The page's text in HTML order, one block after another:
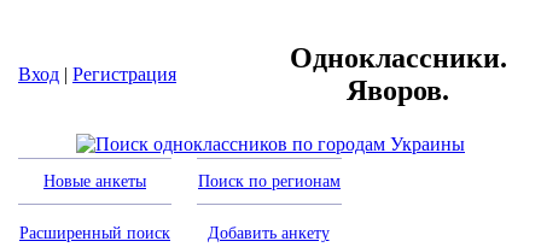
Вход | Регистрация
Одноклассники.
Яворов.
Новые анкеты Поиск по регионам
Расширенный поиск Добавить анкету